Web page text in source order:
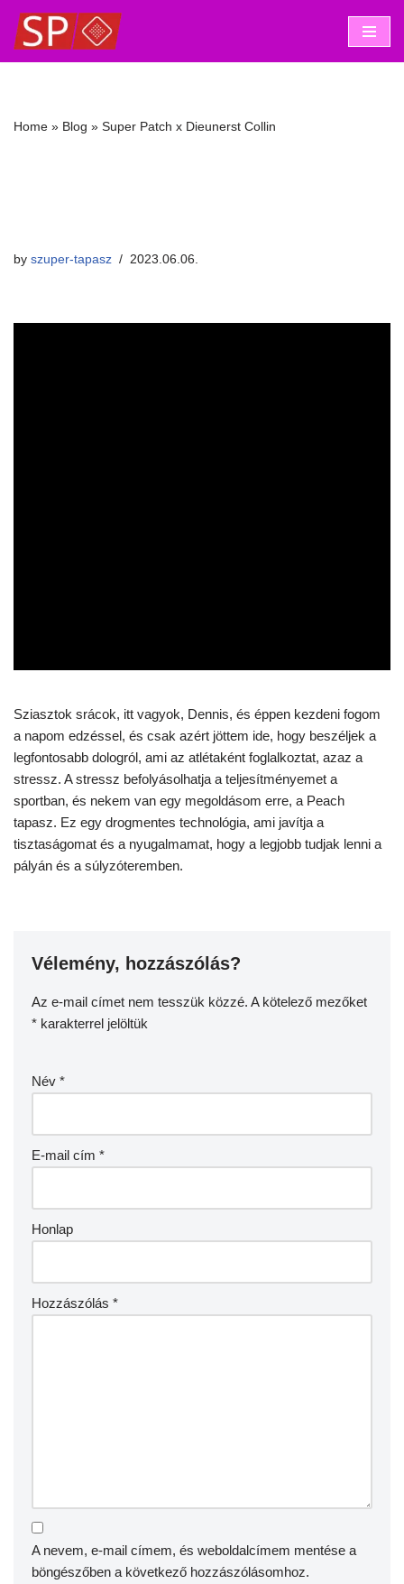
Skip
Home » Blog » Super Patch x Dieunerst Collin
by szuper-tapasz 2023.06.06.
Sziasztok srácok, itt vagyok, Dennis, és éppen kezdeni fogom
a napom edzéssel, és csak azért jöttem ide, hogy beszéljek a
legfontosabb dologról, ami az atlétaként foglalkoztat, azaz a
stressz. A stressz befolyásolhatja a teljesítményemet a
sportban, és nekem van egy megoldásom erre, a Peach
tapasz. Ez egy drogmentes technológia, ami javítja a
tisztaságomat és a nyugalmamat, hogy a legjobb tudjak lenni a
pályán és a súlyzóteremben.
Vélemény, hozzászólás?
Az e-mail címet nem tesszük közzé. A kötelező mezőket
* karakterrel jelöltük
Név *
E-mail cím *
Honlap
Hozzászólás *
A nevem, e-mail címem, és weboldalcímem mentése a
böngészőben a következő hozzászólásomhoz.